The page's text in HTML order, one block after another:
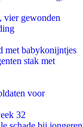
vier gewonden
met babykonijntjes
stak met
voor
32